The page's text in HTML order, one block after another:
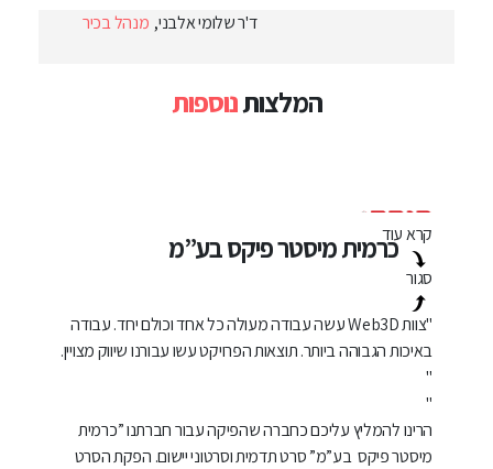
ד'ר שלומי אלבני, מנהל בכיר
המלצותנוספות
כרמית מיסטר פיקס בע”מקרא עוד
סגור
"
צוות Web3D עשה עבודה מעולה כל אחד וכולם יחד. עבודה
באיכות הגבוהה ביותר. תוצאות הפרויקט עשו עבורנו שיווק מצויין.
"
"
הרינו להמליץ עליכם כחברה שהפיקה עבור חברתנו ”כרמית
מיסטר פיקס בע”מ” סרט תדמית וסרטוני יישום. הפקת הסרט